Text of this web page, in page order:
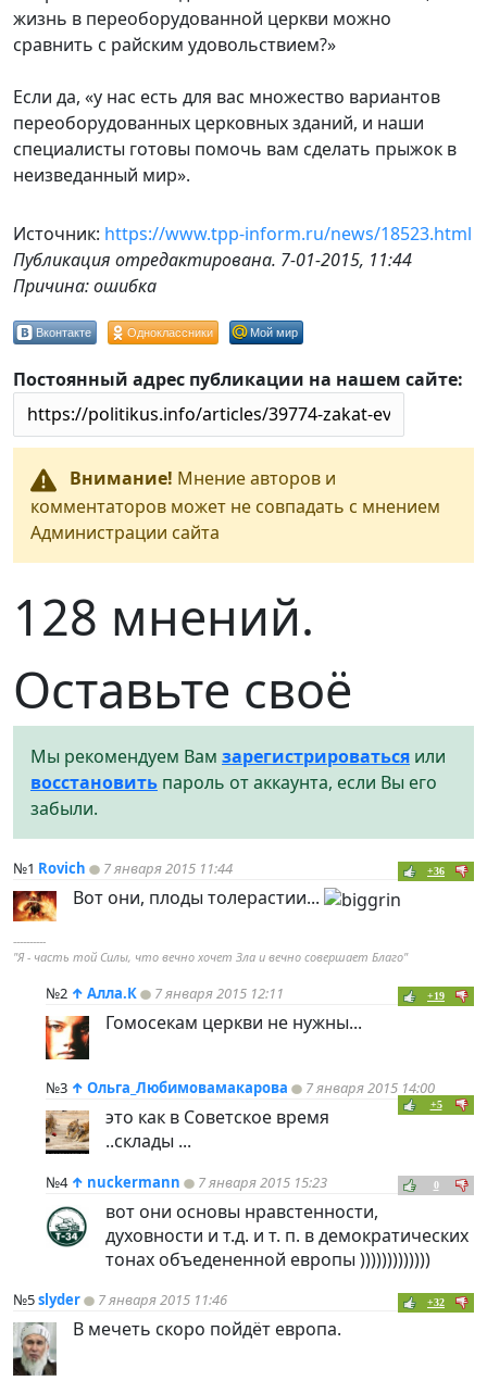
жизнь в переоборудованной церкви можно
сравнить с райским удовольствием?»
Если да, «у нас есть для вас множество вариантов
переоборудованных церковных зданий, и наши
специалисты готовы помочь вам сделать прыжок в
неизведанный мир».
Источник: https://www.tpp-inform.ru/news/18523.html
Публикация отредактирована. 7-01-2015, 11:44
Причина: ошибка
Вконтакте Одноклассники Мой мир
Постоянный адрес публикации на нашем сайте:
Внимание! Мнение авторов и
комментаторов может не совпадать с мнением
Администрации сайта
128 мнений.
Оставьте своё
Мы рекомендуем Вам зарегистрироваться или
восстановить пароль от аккаунта, если Вы его
забыли.
№1 Rovich 7 января 2015 11:44 +36
Вот они, плоды толерастии...
----------
"Я - часть той Силы, что вечно хочет Зла и вечно совершает Благо"
№2 ↑ Алла.К 7 января 2015 12:11 +19
Гомосекам церкви не нужны...
№3 ↑ Ольга_Любимовамакарова 7 января 2015 14:00
+5
это как в Советское время
..склады ...
№4 ↑ nuckermann 7 января 2015 15:23 0
вот они основы нравстенности,
духовности и т.д. и т. п. в демократических
тонах объедененной европы )))))))))))))
№5slyder 7 января 2015 11:46 +32
В мечеть скоро пойдёт европа.